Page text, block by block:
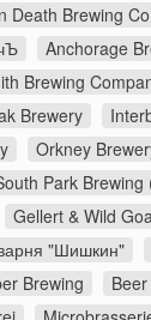
Death Brewing
Anchorage
Brewing
Brewery
Orkney
Park Brewing
Gellert & Wild
"Шишкин"
Brewing